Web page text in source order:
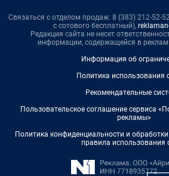
Связаться с отделом продаж: 8 (383) 212-52-
с сотового бесплатный),
Редакция сайта не несет
информации, содержащейся в
Информация об
Политика использования
Рекомендательные
Пользовательское соглашение сервиса
рекламы»
Политика конфиденциальности и
правила использования